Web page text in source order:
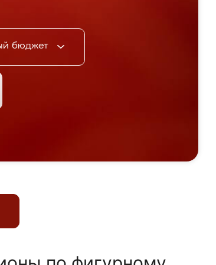
бюджет